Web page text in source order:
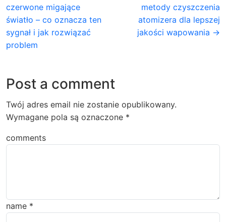
czerwone migające
światło – co oznacza ten
sygnał i jak rozwiązać
problem
metody czyszczenia
atomizera dla lepszej
jakości wapowania →
Post a comment
Twój adres email nie zostanie opublikowany.
Wymagane pola są oznaczone *
comments
name *